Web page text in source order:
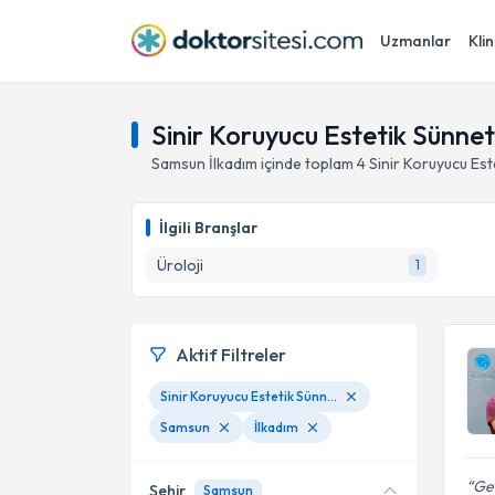
Uzmanlar
Sinir Koruyucu Estetik
Samsun İlkadım içinde toplam 4Sinir Koruyucu
İlgili Branşlar
Üroloji
1
Aktif Filtreler
Sinir Koruyucu Estetik Sünnet
Samsun
İlkadım
Şehir Samsun